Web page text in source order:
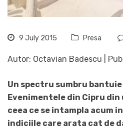
9 July 2015 Presa
Autor: Octavian Badescu |
Un spectru sumbru bantuie
Evenimentele din Cipru din
ceea ce se intampla acum
indiciile care arata cat de